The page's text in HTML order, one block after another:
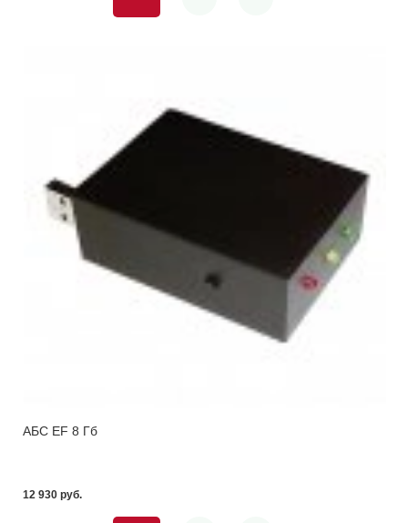
АБС EF 8 Гб
12 930 pуб.